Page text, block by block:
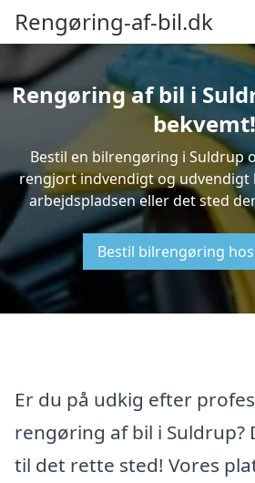
Rengøring-af-bil.dk
Rengøring af bil i
bekvemt!
Bestil en bilrengøring i Suldrup
rengjort indvendigt og udvendigt
arbejdspladsen eller det sted
Bestil bilrengøring
Er du på udkig efter
rengøring af bil i Suldrup?
til det rette sted! Vores